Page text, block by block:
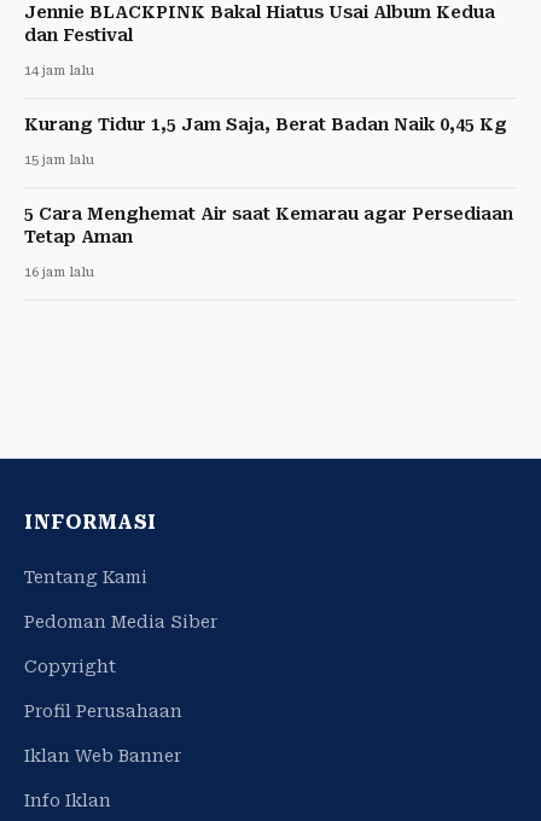
Jennie BLACKPINK Bakal Hiatus Usai Album Kedua
dan Festival
14 jam lalu
Kurang Tidur 1,5 Jam Saja, Berat Badan Naik 0,45 Kg
15 jam lalu
5 Cara Menghemat Air saat Kemarau agar Persediaan
Tetap Aman
16 jam lalu
INFORMASI
Tentang Kami
Pedoman Media Siber
Copyright
Profil Perusahaan
Iklan Web Banner
Info Iklan